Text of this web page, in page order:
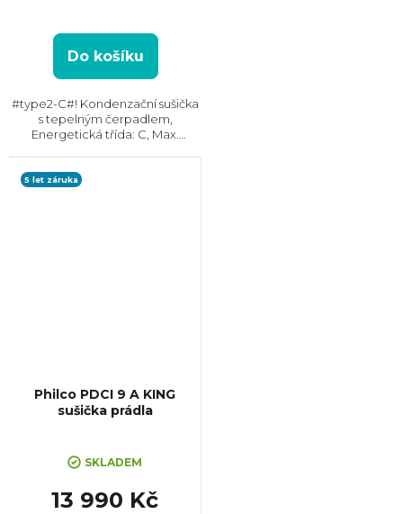
Do košíku
#type2-C#! Kondenzační sušička
s tepelným čerpadlem,
Energetická třída: C, Max.
Český panel, Displej,
5 let záruka
Philco PDCI 9 A KING
sušička prádla
SKLADEM
13 990 Kč